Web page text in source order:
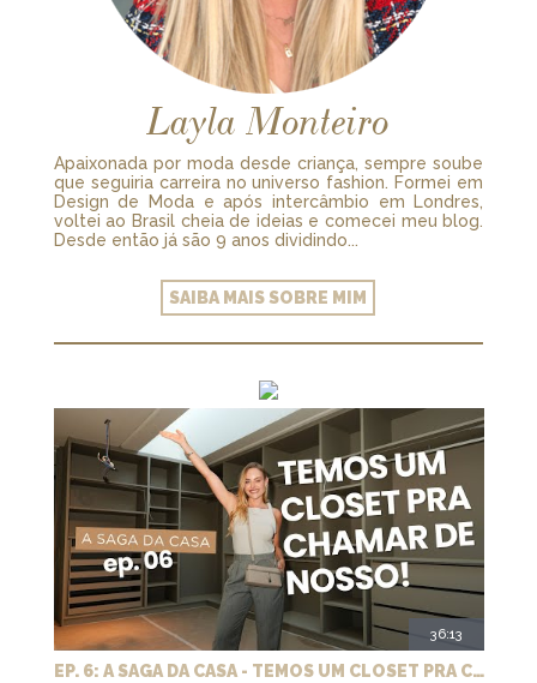
Layla Monteiro
Apaixonada por moda desde criança, sempre soube
que seguiria carreira no universo fashion. Formei em
Design de Moda e após intercâmbio em Londres,
voltei ao Brasil cheia de ideias e comecei meu blog.
Desde então já são 9 anos dividindo...
SAIBA MAIS SOBRE MIM
36:13
EP. 6: A SAGA DA CASA - TEMOS UM CLOSET PRA CHAMAR DE NOSSO + MARCENARIA E PAISAGISMO